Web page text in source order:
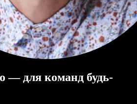
— для команд будь-